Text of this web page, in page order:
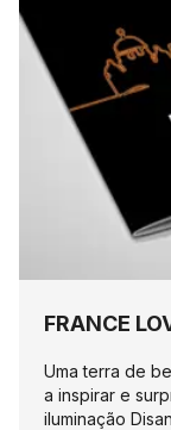
FRANCE
Uma terra de
a inspirar e
iluminação